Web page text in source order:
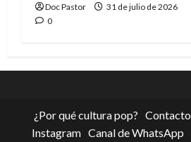
Doc Pastor
31 de julio de 2026
0
¿Por qué cultura pop? Contacto
Instagram Canal de WhatsApp